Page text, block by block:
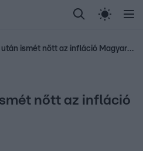
Randi Celeb vagyok,
Most Wanted Gallusz
Hosszú idő után ismét nőtt az infláció Magyarországon
nőtt az infláció